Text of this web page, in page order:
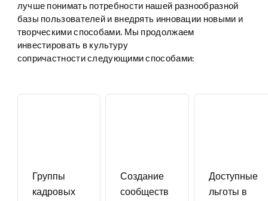
лучше понимать потребности нашей разнообразной
базы пользователей и внедрять инновации новыми и
творческими способами. Мы продолжаем
инвестировать в культуру
сопричастности следующими способами:
Группы
кадровых
Создание
сообществ
Доступные
льготы в